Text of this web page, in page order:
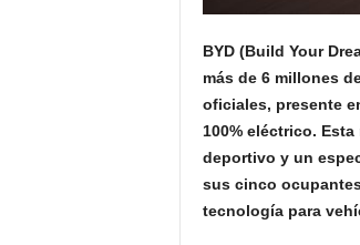
BYD (Build Your
más de 6 millones
oficiales, presente
100% eléctrico.
deportivo y un
sus cinco
tecnología para